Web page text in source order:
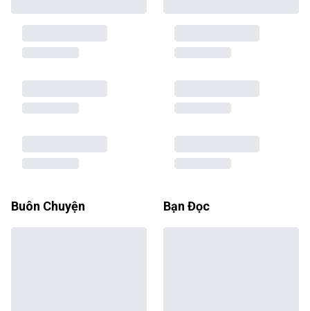
Buôn Chuyện Bạn Đọc